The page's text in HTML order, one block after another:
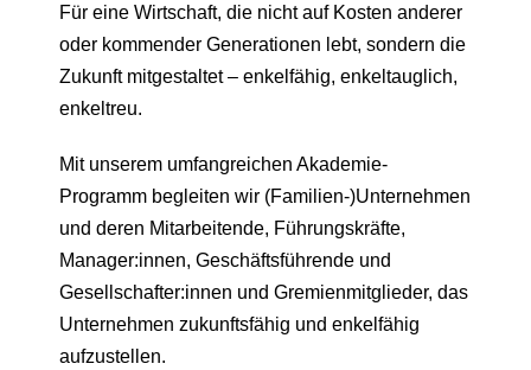
Für eine Wirtschaft, die nicht auf Kosten anderer
oder kommender Generationen lebt, sondern die
Zukunft mitgestaltet – enkelfähig, enkeltauglich,
enkeltreu.
Mit unserem umfangreichen Akademie-
Programm begleiten wir (Familien-)Unternehmen
und deren Mitarbeitende, Führungskräfte,
Manager:innen, Geschäftsführende und
Gesellschafter:innen und Gremienmitglieder, das
Unternehmen zukunftsfähig und enkelfähig
aufzustellen.